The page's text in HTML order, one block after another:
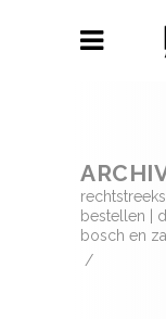
bestellen |
bosch en
/